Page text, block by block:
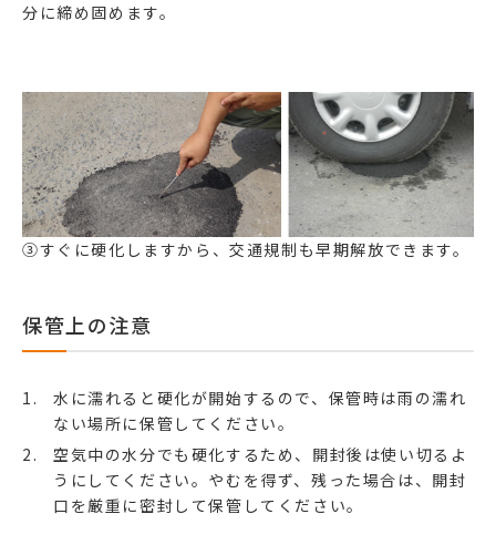
分に締め固めます。
③すぐに硬化しますから、交通規制も早期解放できます。
保管上の注意
水に濡れると硬化が開始するので、保管時は雨の濡れ
ない場所に保管してください。
空気中の水分でも硬化するため、開封後は使い切るよ
うにしてください。やむを得ず、残った場合は、開封
口を厳重に密封して保管してください。